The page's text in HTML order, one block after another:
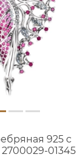
925 с
01345